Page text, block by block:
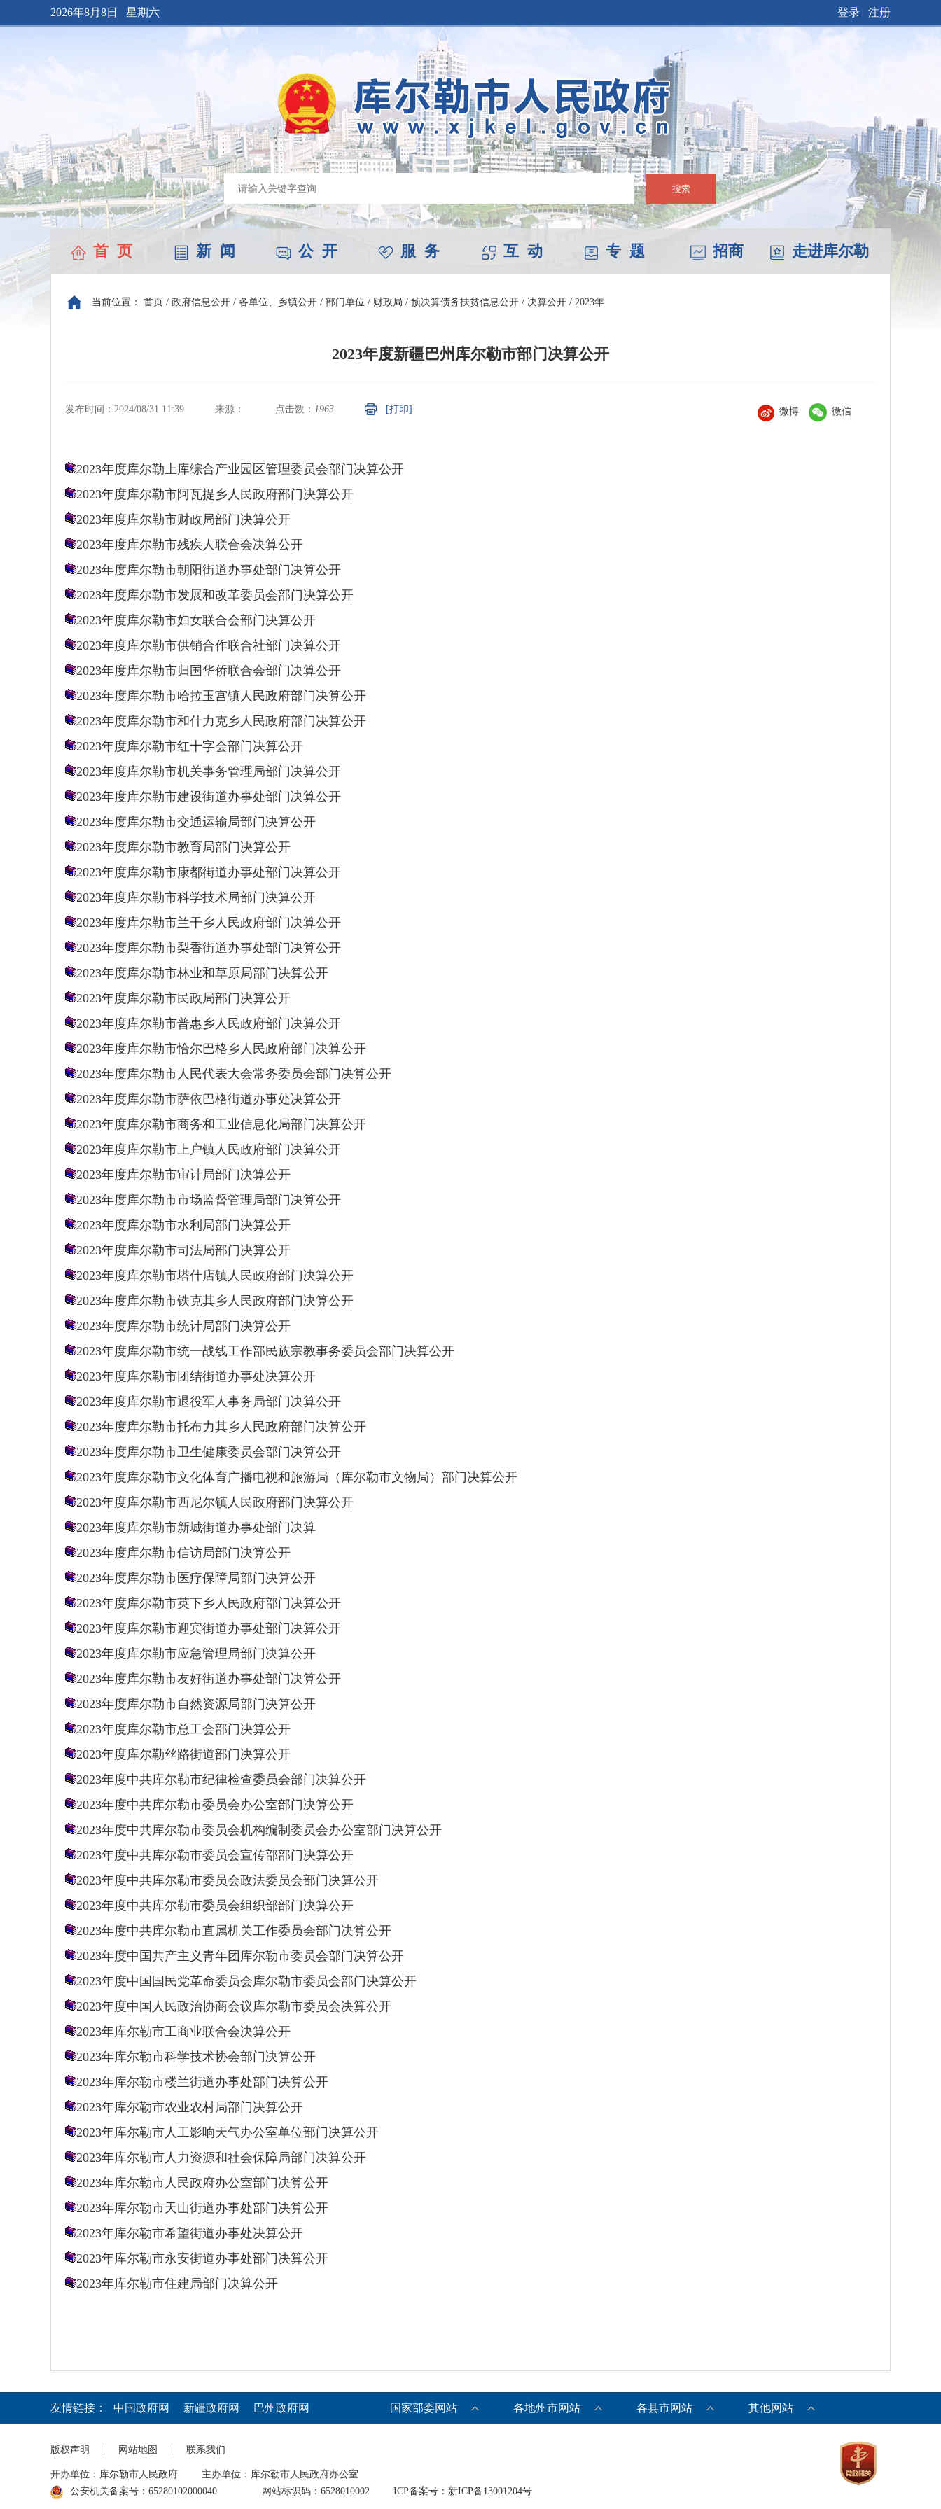
2026年8月8日 星期六 登录 注册
搜索
首 页 新 闻 公 开 服 务 互 动 专 题 招商 走进库尔勒
当前位置： 首页 / 政府信息公开 / 各单位、乡镇公开 / 部门单位 / 财政局 / 预决算债务扶贫信息公开 / 决算公开 / 2023年
2023年度新疆巴州库尔勒市部门决算公开
发布时间：2024/08/31 11:39 来源： 点击数： 1963 [打印] 微博 微信
2023年度库尔勒上库综合产业园区管理委员会部门决算公开
2023年度库尔勒市阿瓦提乡人民政府部门决算公开
2023年度库尔勒市财政局部门决算公开
2023年度库尔勒市残疾人联合会决算公开
2023年度库尔勒市朝阳街道办事处部门决算公开
2023年度库尔勒市发展和改革委员会部门决算公开
2023年度库尔勒市妇女联合会部门决算公开
2023年度库尔勒市供销合作联合社部门决算公开
2023年度库尔勒市归国华侨联合会部门决算公开
2023年度库尔勒市哈拉玉宫镇人民政府部门决算公开
2023年度库尔勒市和什力克乡人民政府部门决算公开
2023年度库尔勒市红十字会部门决算公开
2023年度库尔勒市机关事务管理局部门决算公开
2023年度库尔勒市建设街道办事处部门决算公开
2023年度库尔勒市交通运输局部门决算公开
2023年度库尔勒市教育局部门决算公开
2023年度库尔勒市康都街道办事处部门决算公开
2023年度库尔勒市科学技术局部门决算公开
2023年度库尔勒市兰干乡人民政府部门决算公开
2023年度库尔勒市梨香街道办事处部门决算公开
2023年度库尔勒市林业和草原局部门决算公开
2023年度库尔勒市民政局部门决算公开
2023年度库尔勒市普惠乡人民政府部门决算公开
2023年度库尔勒市恰尔巴格乡人民政府部门决算公开
2023年度库尔勒市人民代表大会常务委员会部门决算公开
2023年度库尔勒市萨依巴格街道办事处决算公开
2023年度库尔勒市商务和工业信息化局部门决算公开
2023年度库尔勒市上户镇人民政府部门决算公开
2023年度库尔勒市审计局部门决算公开
2023年度库尔勒市市场监督管理局部门决算公开
2023年度库尔勒市水利局部门决算公开
2023年度库尔勒市司法局部门决算公开
2023年度库尔勒市塔什店镇人民政府部门决算公开
2023年度库尔勒市铁克其乡人民政府部门决算公开
2023年度库尔勒市统计局部门决算公开
2023年度库尔勒市统一战线工作部民族宗教事务委员会部门决算公开
2023年度库尔勒市团结街道办事处决算公开
2023年度库尔勒市退役军人事务局部门决算公开
2023年度库尔勒市托布力其乡人民政府部门决算公开
2023年度库尔勒市卫生健康委员会部门决算公开
2023年度库尔勒市文化体育广播电视和旅游局（库尔勒市文物局）部门决算公开
2023年度库尔勒市西尼尔镇人民政府部门决算公开
2023年度库尔勒市新城街道办事处部门决算
2023年度库尔勒市信访局部门决算公开
2023年度库尔勒市医疗保障局部门决算公开
2023年度库尔勒市英下乡人民政府部门决算公开
2023年度库尔勒市迎宾街道办事处部门决算公开
2023年度库尔勒市应急管理局部门决算公开
2023年度库尔勒市友好街道办事处部门决算公开
2023年度库尔勒市自然资源局部门决算公开
2023年度库尔勒市总工会部门决算公开
2023年度库尔勒丝路街道部门决算公开
2023年度中共库尔勒市纪律检查委员会部门决算公开
2023年度中共库尔勒市委员会办公室部门决算公开
2023年度中共库尔勒市委员会机构编制委员会办公室部门决算公开
2023年度中共库尔勒市委员会宣传部部门决算公开
2023年度中共库尔勒市委员会政法委员会部门决算公开
2023年度中共库尔勒市委员会组织部部门决算公开
2023年度中共库尔勒市直属机关工作委员会部门决算公开
2023年度中国共产主义青年团库尔勒市委员会部门决算公开
2023年度中国国民党革命委员会库尔勒市委员会部门决算公开
2023年度中国人民政治协商会议库尔勒市委员会决算公开
2023年库尔勒市工商业联合会决算公开
2023年库尔勒市科学技术协会部门决算公开
2023年库尔勒市楼兰街道办事处部门决算公开
2023年库尔勒市农业农村局部门决算公开
2023年库尔勒市人工影响天气办公室单位部门决算公开
2023年库尔勒市人力资源和社会保障局部门决算公开
2023年库尔勒市人民政府办公室部门决算公开
2023年库尔勒市天山街道办事处部门决算公开
2023年库尔勒市希望街道办事处决算公开
2023年库尔勒市永安街道办事处部门决算公开
2023年库尔勒市住建局部门决算公开
友情链接： 中国政府网 新疆政府网 巴州政府网 国家部委网站 各地州市网站 各县市网站 其他网站
版权声明 网站地图 联系我们
开办单位：库尔勒市人民政府
主办单位：库尔勒市人民政府办公室
公安机关备案号：65280102000040
网站标识码：6528010002 ICP备案号：新ICP备13001204号